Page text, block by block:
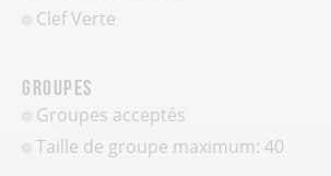
Clef Verte
Groupes
Groupes acceptés
Taille de groupe maximum: 40